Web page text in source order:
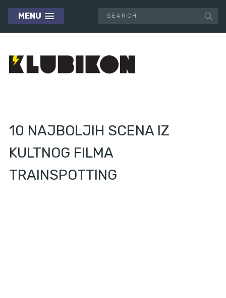
MENU
10 NAJBOLJIH SCENA IZ
KULTNOG FILMA
TRAINSPOTTING